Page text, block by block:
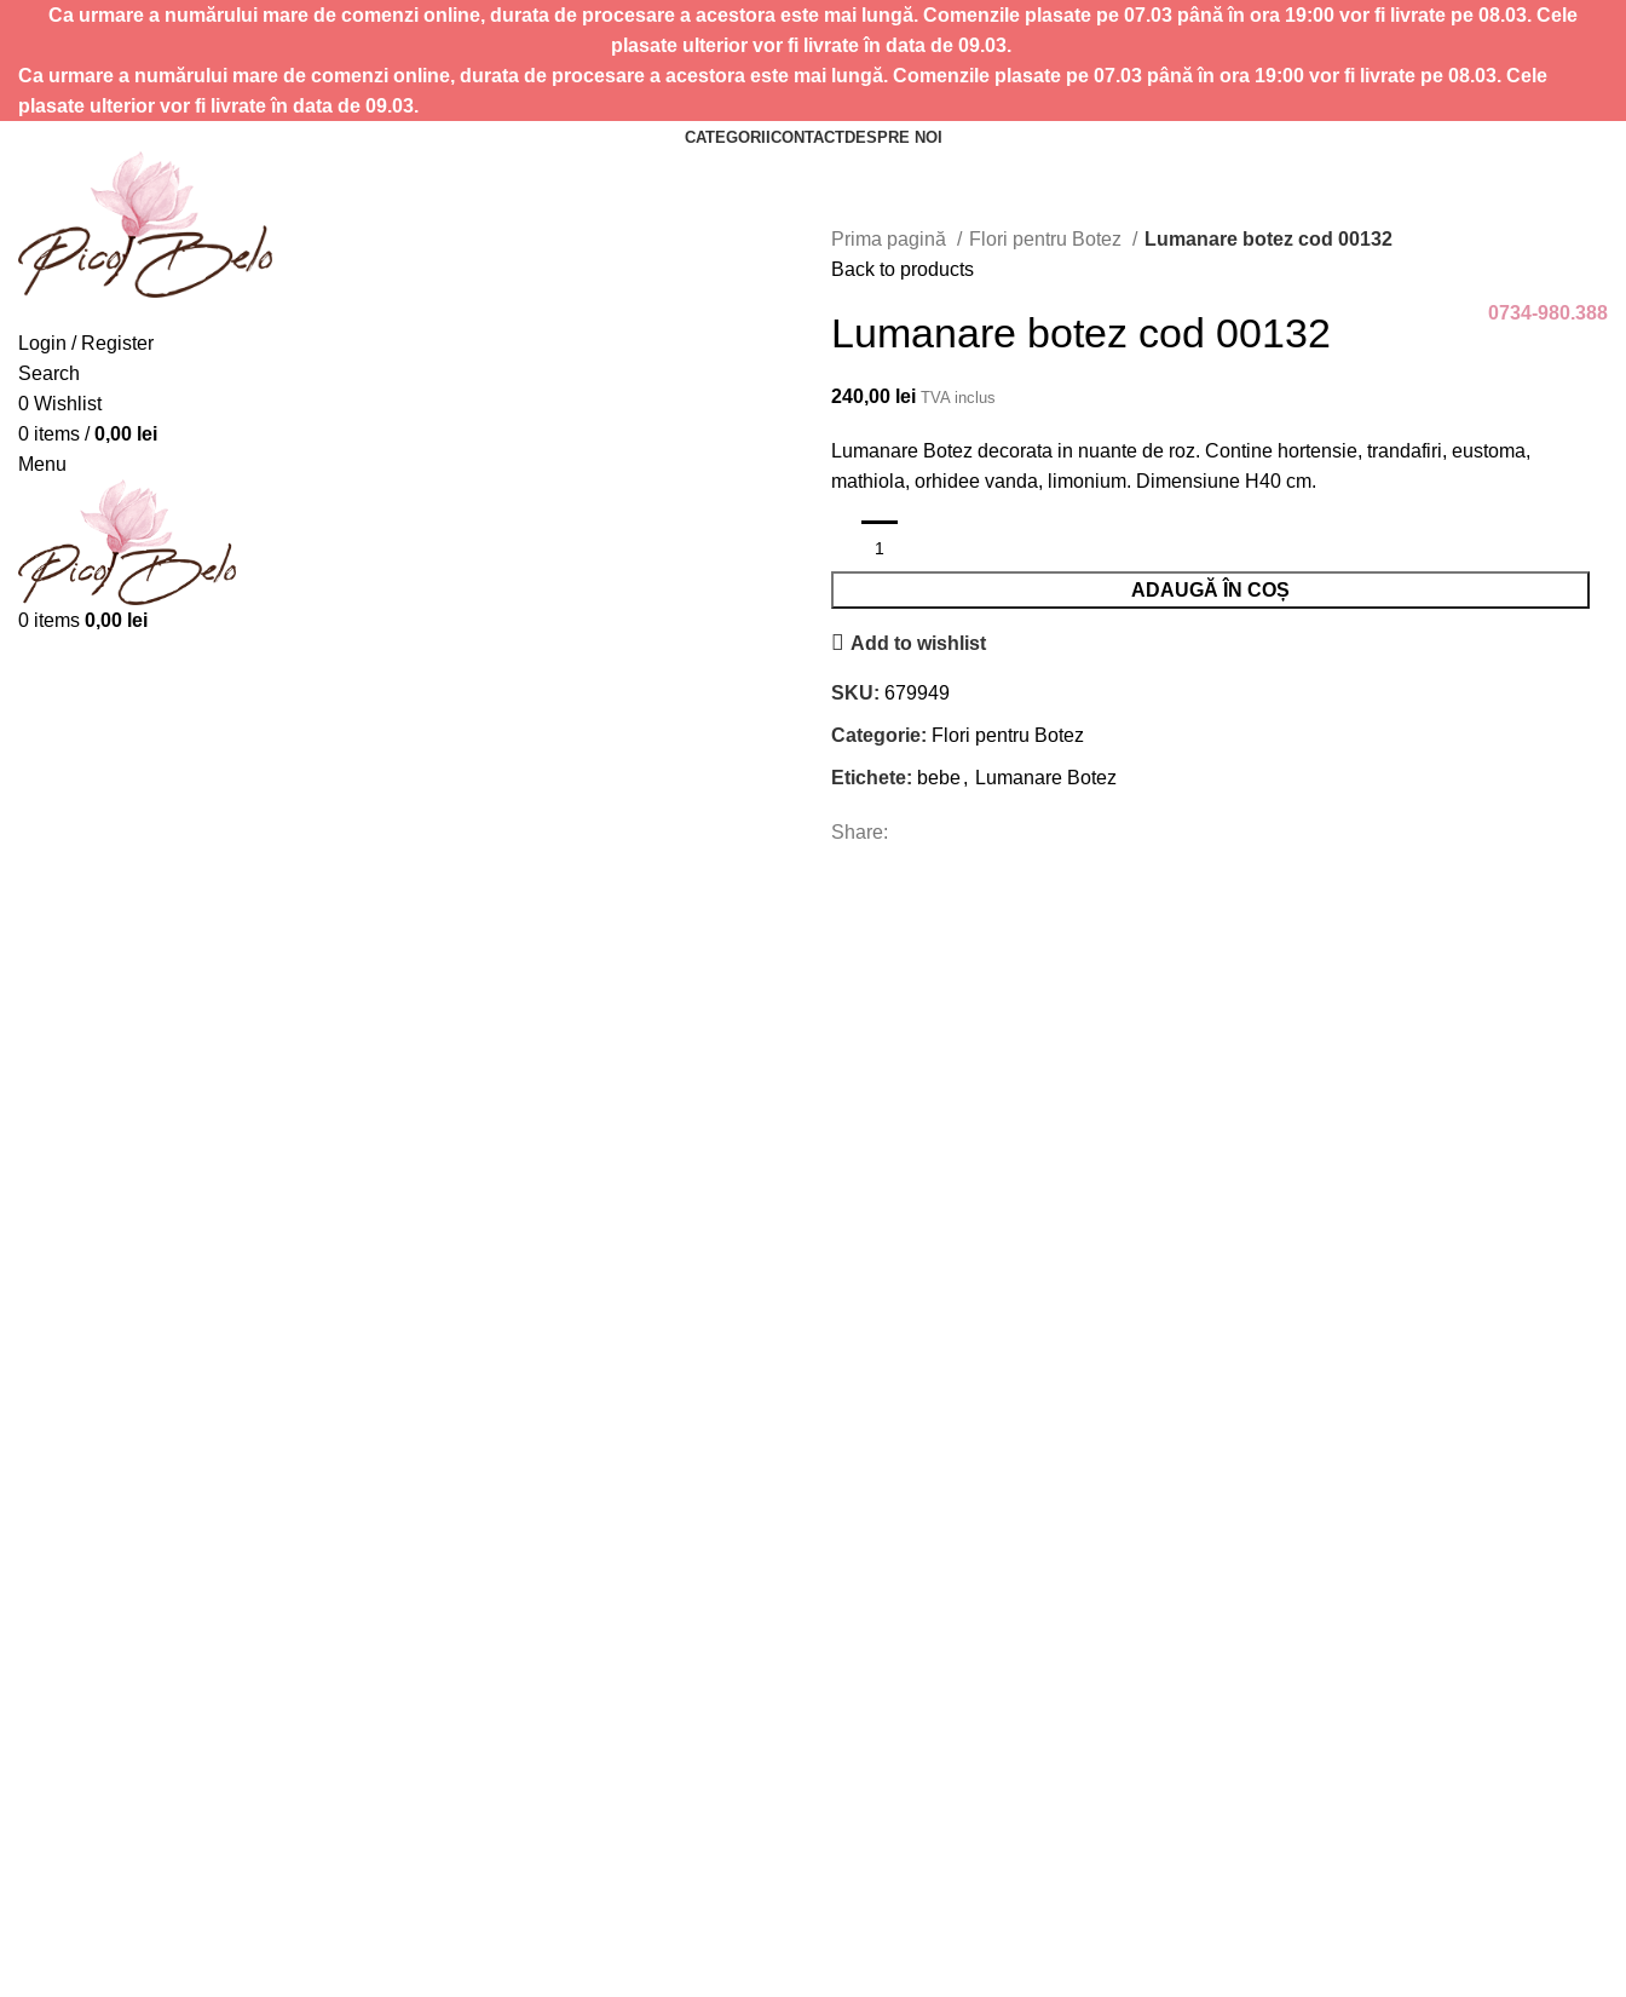
Ca urmare a numărului mare de comenzi online, durata de procesare a acestora este mai lungă. Comenzile plasate pe 07.03 până în ora 19:00 vor fi livrate pe 08.03. Cele
plasate ulterior vor fi livrate în data de 09.03.
Ca urmare a numărului mare de comenzi online, durata de procesare a acestora este mai lungă. Comenzile plasate pe 07.03 până în ora 19:00 vor fi livrate pe 08.03. Cele
plasate ulterior vor fi livrate în data de 09.03.
CATEGORII CONTACTDESPRE NOI
0734-980.388
Login / Register
Search
0 Wishlist
0 items / 0,00 lei
Menu
0 items 0,00 lei
Prima pagină Flori pentru Botez
Lumanare botez cod 00132
Back to products
Lumanare botez cod 00132
240,00 lei TVA inclus
Lumanare Botez decorata in nuante de roz. Contine hortensie, trandafiri, eustoma,
mathiola, orhidee vanda, limonium. Dimensiune H40 cm.
ADAUGĂ ÎN COȘ
Add to wishlist
SKU: 679949
Categorie: Flori pentru Botez
Etichete: bebe, Lumanare Botez
Share: